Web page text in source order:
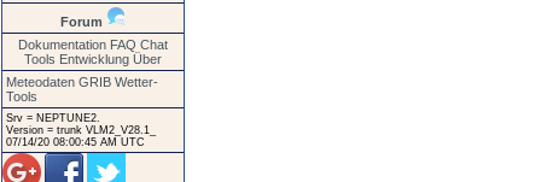
Forum
Dokumentation FAQ Chat
Tools Entwicklung Über
Meteodaten GRIB Wetter-
Tools
Srv = NEPTUNE2.
Version = trunk VLM2_V28.1_
07/14/20 08:00:45 AM UTC